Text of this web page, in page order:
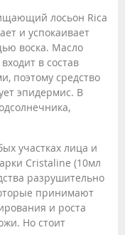
лосьон Rica
и успокаивает
воска. Масло
в состав
поэтому средство
эпидермис. В
участках лица и
Cristaline (10мл
разрушительно
принимают
и роста
Но стоит